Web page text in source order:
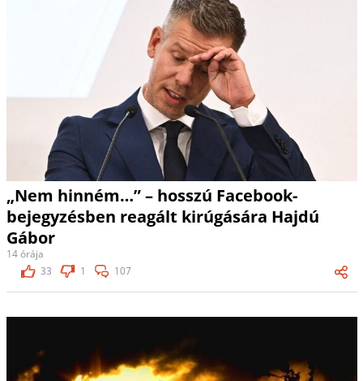
„Nem hinném…” – hosszú Facebook-
bejegyzésben reagált kirúgására Hajdú
Gábor
14 órája
33
1 107